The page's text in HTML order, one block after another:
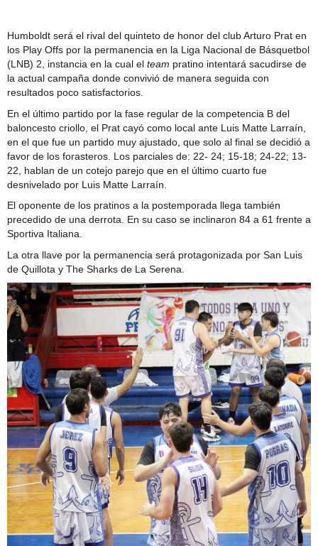
Humboldt será el rival del quinteto de honor del club Arturo Prat en
los Play Offs por la permanencia en la Liga Nacional de Básquetbol
(LNB) 2, instancia en la cual el team pratino intentará sacudirse de
la actual campaña donde convivió de manera seguida con
resultados poco satisfactorios.
En el último partido por la fase regular de la competencia B del
baloncesto criollo, el Prat cayó como local ante Luis Matte Larraín,
en el que fue un partido muy ajustado, que solo al final se decidió a
favor de los forasteros. Los parciales de: 22- 24; 15-18; 24-22; 13-
22, hablan de un cotejo parejo que en el último cuarto fue
desnivelado por Luis Matte Larraín.
El oponente de los pratinos a la postemporada llega también
precedido de una derrota. En su caso se inclinaron 84 a 61 frente a
Sportiva Italiana.
La otra llave por la permanencia será protagonizada por San Luis
de Quillota y The Sharks de La Serena.